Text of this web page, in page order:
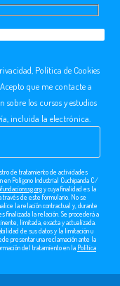
Política de Cookies
Acepto que me contacte a
los cursos y estudios
incluida la electrónica.
de tratamiento de actividades
en Polígono Industrial Cuchipanda C/
y cuya finalidad es la
través de este formulario. No se
la relación contractual y, durante
finalizada la relación. Se procederá a
limitada, exacta y actualizada.
de sus datos y la limitación u
presentar una reclamación ante la
del tratamiento en la Política